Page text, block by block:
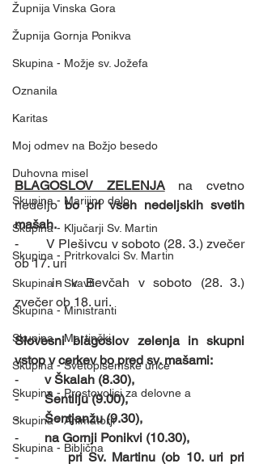
Župnija Vinska Gora
Župnija Gornja Ponikva
Skupina - Možje sv. Jožefa
Oznanila
Karitas
Moj odmev na Božjo besedo
Duhovna misel
Skupina - Marijino delo
Skupina - Ključarji Sv. Martin
Skupina - Pritrkovalci Sv. Martin
Skupina - Skavti
Skupina - Ministranti
Skupina - Martinčki
Skupina - Svetopisemske urice
Skupina - Prostovoljci za delovne a
Skupina - Animatorji
Skupina - Biblična
BLAGOSLOV ZELENJA
na cvetno
nedeljo bo pri vseh nedeljskih svetih
mašah.
-        V Plešivcu v soboto (28. 3.) zvečer
ob 17. uri
	in v Bevčah v soboto (28. 3.)
zvečer ob 18. uri.
Slovesni blagoslov zelenja in skupni
vstop v cerkev bo pred sv. mašami:
- v Škalah (8.30),
- Šentilju (9.00),
- Šentjanžu (9.30),
- na Gornji Ponikvi (10.30),
- pri Sv. Martinu (ob 10. uri pri